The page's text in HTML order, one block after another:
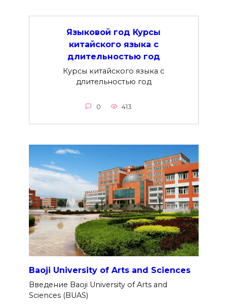
Языковой год Курсы
китайского языка с
длительностью год
Курсы китайского языка с
длительностью год
0 413
Baoji University of Arts and Sciences
Введение Baoji University of Arts and
Sciences (BUAS)